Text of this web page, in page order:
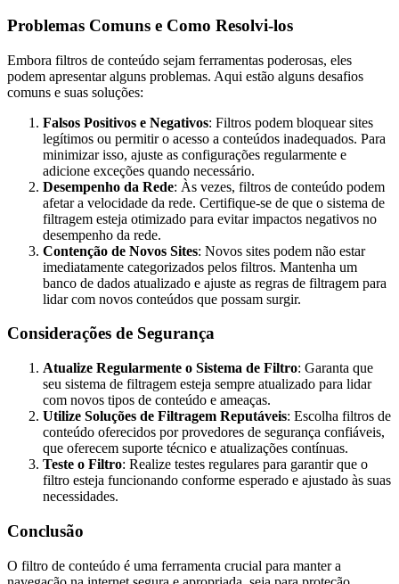
Problemas Comuns e Como Resolvi-los
Embora filtros de conteúdo sejam ferramentas poderosas, eles
podem apresentar alguns problemas. Aqui estão alguns desafios
comuns e suas soluções:
Falsos Positivos e Negativos: Filtros podem bloquear sites
legítimos ou permitir o acesso a conteúdos inadequados. Para
minimizar isso, ajuste as configurações regularmente e
adicione exceções quando necessário.
Desempenho da Rede: Às vezes, filtros de conteúdo podem
afetar a velocidade da rede. Certifique-se de que o sistema de
filtragem esteja otimizado para evitar impactos negativos no
desempenho da rede.
Contenção de Novos Sites: Novos sites podem não estar
imediatamente categorizados pelos filtros. Mantenha um
banco de dados atualizado e ajuste as regras de filtragem para
lidar com novos conteúdos que possam surgir.
Considerações de Segurança
Atualize Regularmente o Sistema de Filtro: Garanta que
seu sistema de filtragem esteja sempre atualizado para lidar
com novos tipos de conteúdo e ameaças.
Utilize Soluções de Filtragem Reputáveis: Escolha filtros de
conteúdo oferecidos por provedores de segurança confiáveis,
que oferecem suporte técnico e atualizações contínuas.
Teste o Filtro: Realize testes regulares para garantir que o
filtro esteja funcionando conforme esperado e ajustado às suas
necessidades.
Conclusão
O filtro de conteúdo é uma ferramenta crucial para manter a